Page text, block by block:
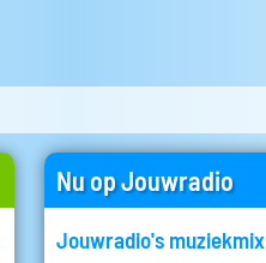
Nu op Jouwradio
Jouwradio's muziekmix